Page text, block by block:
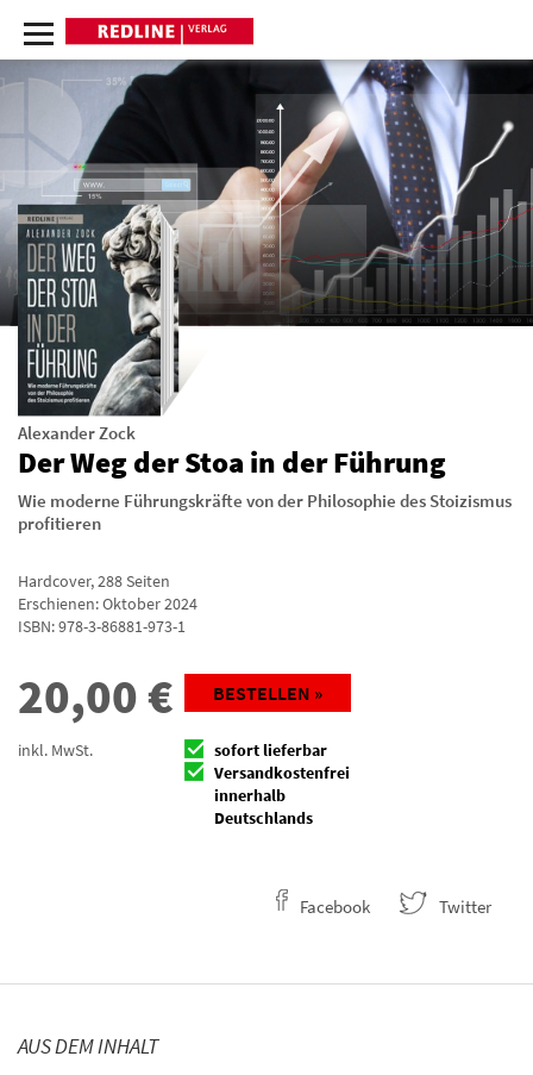
Alexander Zock
Der Weg der Stoa in der Führung
Wie moderne Führungskräfte von der Philosophie des Stoizismus
profitieren
Hardcover,288Seiten
Erschienen: Oktober 2024
ISBN:978-3-86881-973-1
20,00€
inkl. MwSt.
BESTELLEN »
sofort lieferbar
Versandkostenfrei
innerhalb
Deutschlands
Facebook Twitter
AUS DEM INHALT